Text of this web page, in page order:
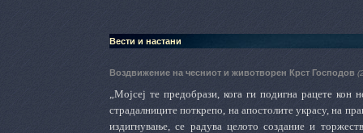
Вести и настани
Воздвижение на чесниот и животворен Крст Господов
„Мојсеј те предобрази, кога ги подигна рацете
страдалниците поткрепо, на апостолите украсу, на
издигнување, се радува целото создание и